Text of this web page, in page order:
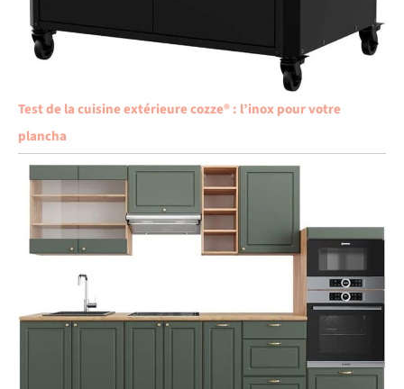
Test de la cuisine extérieure cozze® : l’inox pour votre
plancha